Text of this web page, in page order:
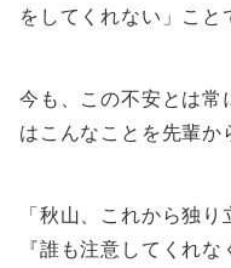
をしてくれない」こと
今も、この不安とは常
はこんなことを先輩か
「秋山、これから独り
『誰も注意してくれな